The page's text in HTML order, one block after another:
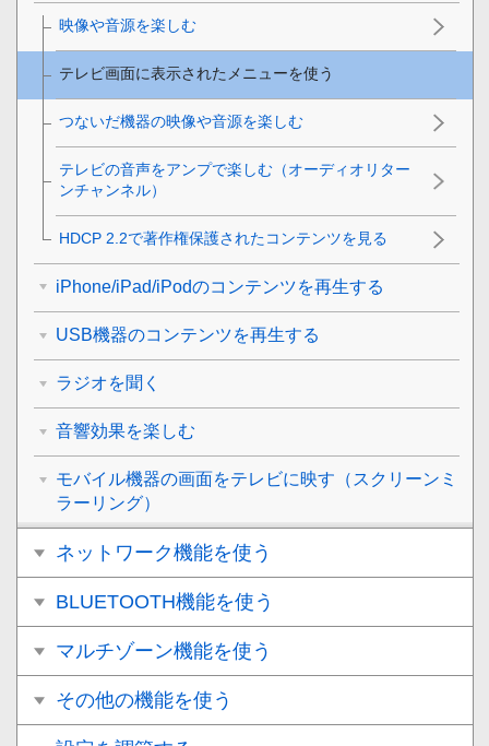
映像や音源を楽しむ
テレビ画面に表示されたメニューを使う
つないだ機器の映像や音源を楽しむ
テレビの音声をアンプで楽しむ（オーディオリター
ンチャンネル）
HDCP 2.2で著作権保護されたコンテンツを見る
iPhone/iPad/iPodのコンテンツを再生する
USB機器のコンテンツを再生する
ラジオを聞く
音響効果を楽しむ
モバイル機器の画面をテレビに映す（スクリーンミ
ラーリング）
ネットワーク機能を使う
BLUETOOTH機能を使う
マルチゾーン機能を使う
その他の機能を使う